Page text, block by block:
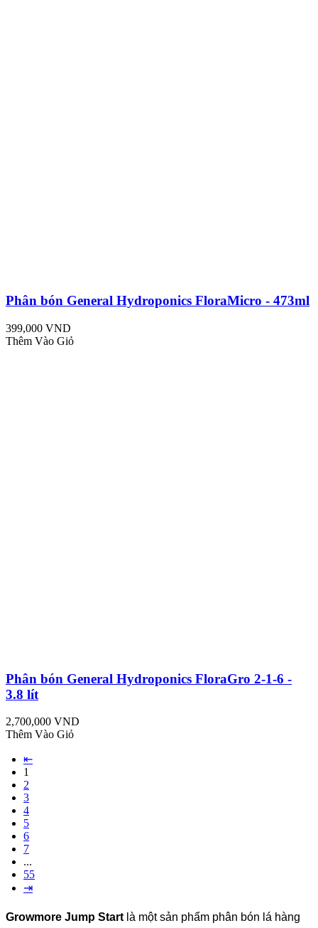
Phân bón General Hydroponics FloraMicro - 473ml
399,000 VND
Thêm Vào Giỏ
Phân bón General Hydroponics FloraGro 2-1-6 -
3.8 lít
2,700,000 VND
Thêm Vào Giỏ
⇤
1
2
3
4
5
6
7
...
55
⇥
Growmore Jump Start là một sản phẩm phân bón lá hàng